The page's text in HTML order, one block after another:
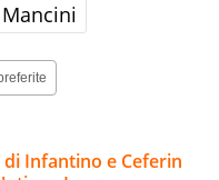
Infantino e Ceferin